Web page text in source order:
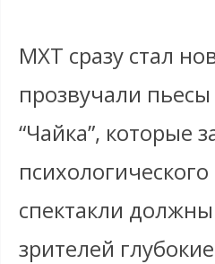
МХТ сразу стал
прозвучали
“Чайка”, которые
спектакли
зрителей